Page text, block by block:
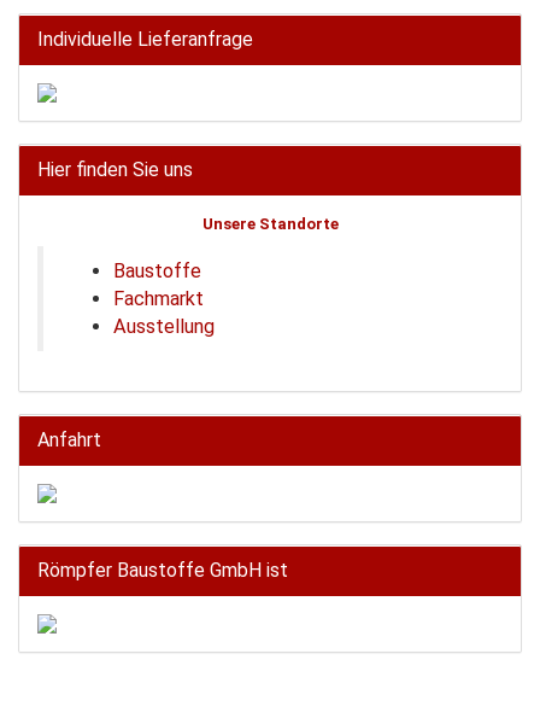
Individuelle Lieferanfrage
Hier finden Sie uns
Unsere Standorte
Baustoffe
Fachmarkt
Ausstellung
Anfahrt
Römpfer Baustoffe GmbH ist